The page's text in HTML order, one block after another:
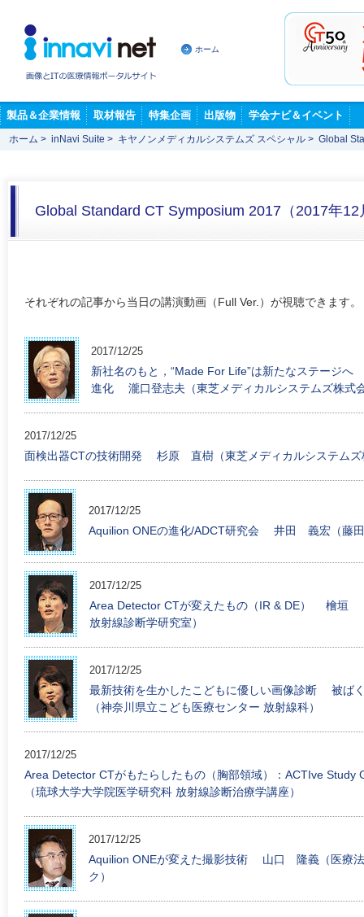
ホーム
製品＆企業情報 取材報告 特集企画 出版物 学会ナビ＆イベント
ホーム > inNavi Suite > キヤノンメディカルシステムズ スペシャル > Global
Global Standard CT Symposium 2017（2017年12
それぞれの記事から当日の講演動画（Full Ver.）が視聴できます。
2017/12/25
新社名のもと，“Made For Life”は新たなステージ
進化 瀧口登志夫（東芝メディカルシステムズ株式
2017/12/25
面検出器CTの技術開発 杉原 直樹（東芝メディカルシステムズ
2017/12/25
Aquilion ONEの進化/ADCT研究会 井田 義宏（藤田
2017/12/25
Area Detector CTが変えたもの（IR & DE） 檜垣
放射線診断学研究室）
2017/12/25
最新技術を生かしたこどもに優しい画像診断 被
（神奈川県立こども医療センター 放射線科）
2017/12/25
Area Detector CTがもたらしたもの（胸部領域）：ACTIve
（琉球大学大学院医学研究科 放射線診断治療学講座）
2017/12/25
Aquilion ONEが変えた撮影技術 山口 隆義（医療法
ク）